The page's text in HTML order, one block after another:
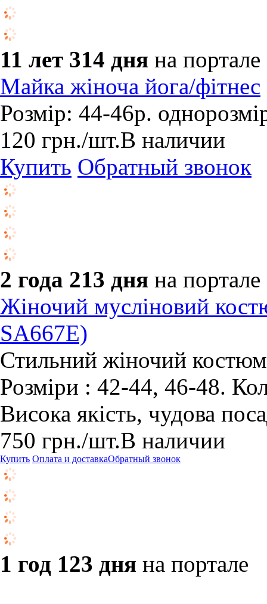
11 лет 314 дня на портале
Майка жіноча йога/фітнес
Розмір: 44-46р.
120 грн./шт.В наличии
Купить Обратный звонок
2 года 213 дня на портале
Жіночий мусліновий
SA667E)
Стильний жіночий
Розміри : 42-44, 46-48.
Висока якість, чудова
750 грн./шт.В наличии
Купить Оплата и доставкаОбратный звонок
1 год 123 дня на портале